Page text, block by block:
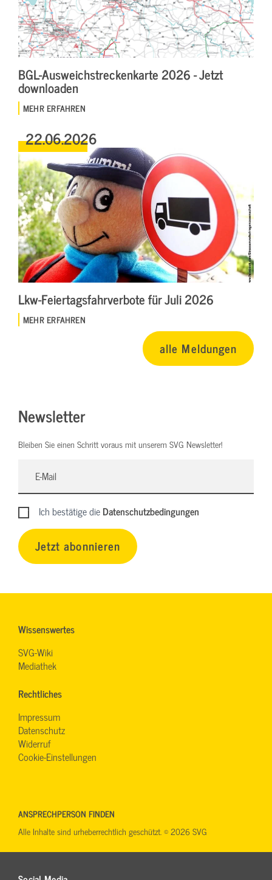
BGL-Ausweichstreckenkarte 2026 - Jetzt
downloaden
MEHR ERFAHREN
22.06.2026
Lkw-Feiertagsfahrverbote für Juli 2026
MEHR ERFAHREN
alle Meldungen
Newsletter
Bleiben Sie einen Schritt voraus mit unserem SVG Newsletter!
Ich bestätige dieDatenschutzbedingungen
Jetzt abonnieren
Wissenswertes
SVG-Wiki
Mediathek
Rechtliches
Impressum
Datenschutz
Widerruf
Cookie-Einstellungen
ANSPRECHPERSON FINDEN
Alle Inhalte sind urheberrechtlich geschützt. © 2026 SVG